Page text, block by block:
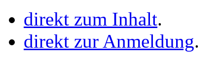
direkt zum Inhalt.
direkt zur Anmeldung.